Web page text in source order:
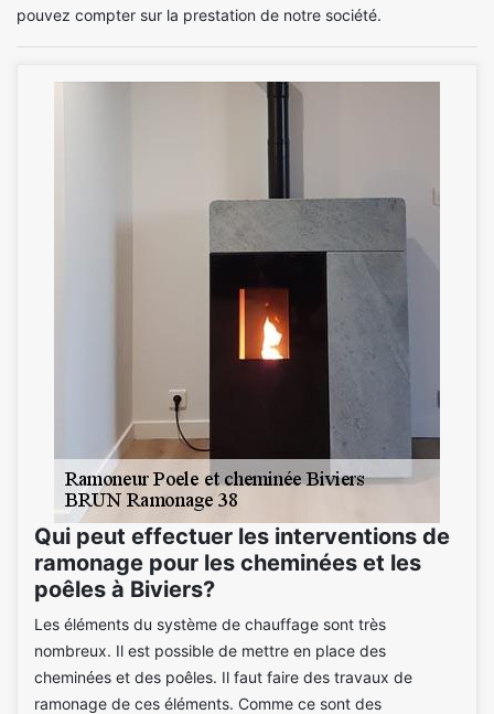
pouvez compter sur la prestation de notre société.
Qui peut effectuer les interventions de
ramonage pour les cheminées et les
poêles à Biviers?
Les éléments du système de chauffage sont très
nombreux. Il est possible de mettre en place des
cheminées et des poêles. Il faut faire des travaux de
ramonage de ces éléments. Comme ce sont des